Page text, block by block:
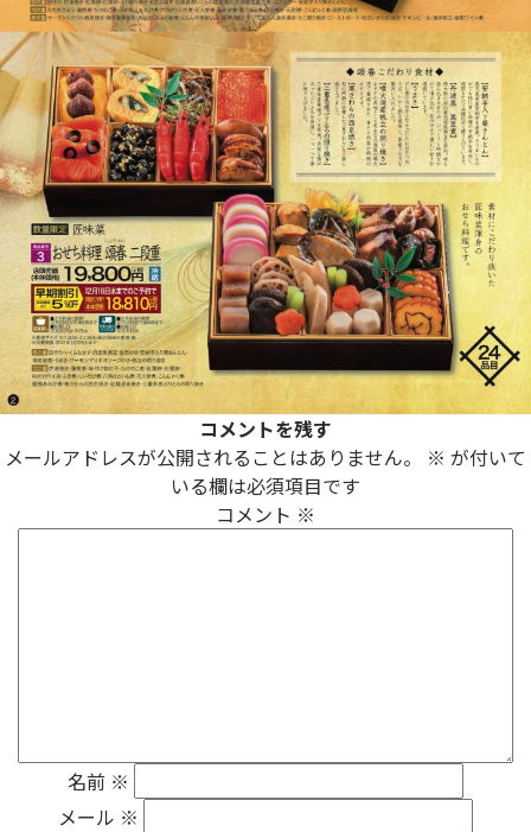
コメントを残す
メールアドレスが公開されることはありません。
※ が付いて
いる欄は必須項目です
コメント ※
名前 ※
メール ※